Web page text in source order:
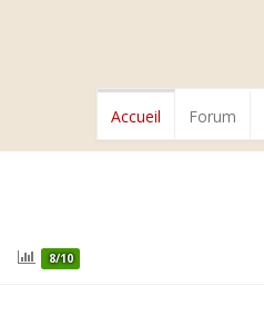
Accueil Forum
8/10